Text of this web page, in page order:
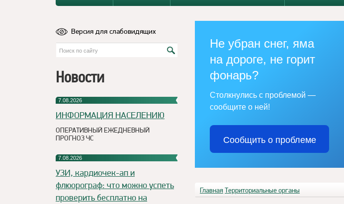
Версия для слабовидящих
Новости
7.08.2026
ИНФОРМАЦИЯ НАСЕЛЕНИЮ
ОПЕРАТИВНЫЙ ЕЖЕДНЕВНЫЙ
ПРОГНОЗ ЧС
7.08.2026
УЗИ, кардиочек-ап и
флюорограф: что можно успеть
проверить бесплатно на
Не убран снег, яма
на дороге, не горит
фонарь?
Столкнулись с проблемой —
сообщите о ней!
Сообщить о проблеме
Главная Территориальные органы